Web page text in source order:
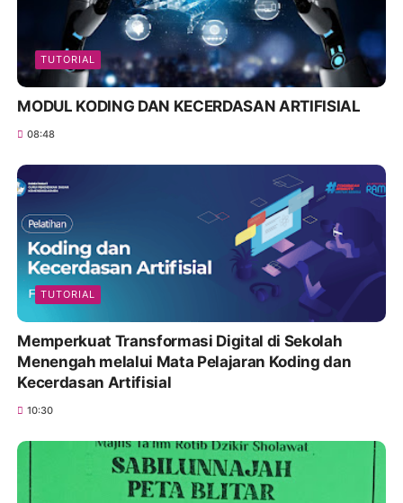
TUTORIAL
MODUL KODING DAN KECERDASAN ARTIFISIAL
08:48
TUTORIAL
Memperkuat Transformasi Digital di Sekolah
Menengah melalui Mata Pelajaran Koding dan
Kecerdasan Artifisial
10:30